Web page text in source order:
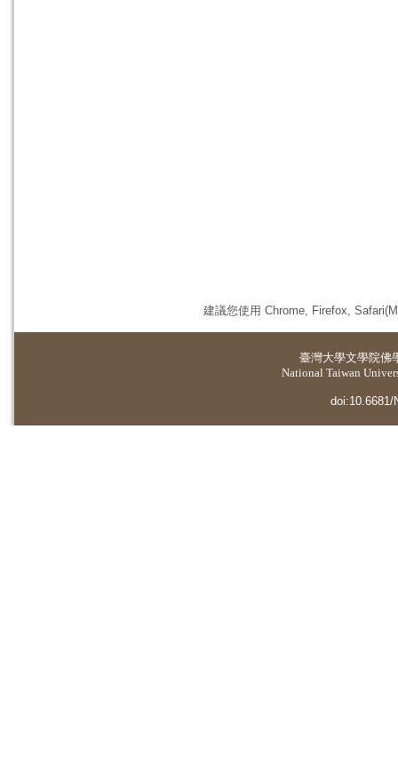
建議您使用 Chrome, Firefox,
臺灣大學文學院佛
National Taiwan
doi:10.6681/